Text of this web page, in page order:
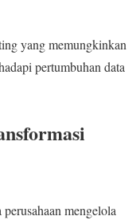
yang memungkinkan
pertumbuhan data
mengelola